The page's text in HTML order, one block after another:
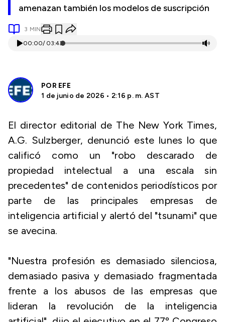
amenazan también los modelos de suscripción
3 MIN
00:00/ 03:43
POR EFE
1 de junio de 2026 • 2:16 p. m. AST
El director editorial de The New York Times,
A.G. Sulzberger, denunció este lunes lo que
calificó como un "robo descarado de
propiedad intelectual a una escala sin
precedentes" de contenidos periodísticos por
parte de las principales empresas de
inteligencia artificial y alertó del "tsunami" que
se avecina.
"Nuestra profesión es demasiado silenciosa,
demasiado pasiva y demasiado fragmentada
frente a los abusos de las empresas que
lideran la revolución de la inteligencia